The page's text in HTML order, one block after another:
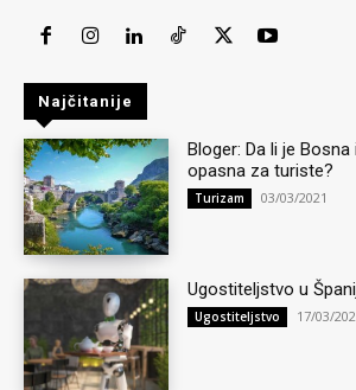
Najčitanije
Bloger: Da li je
opasna za turiste?
Turizam 03/03/2021
Ugostiteljstvo u
Ugostiteljstvo 17/03/